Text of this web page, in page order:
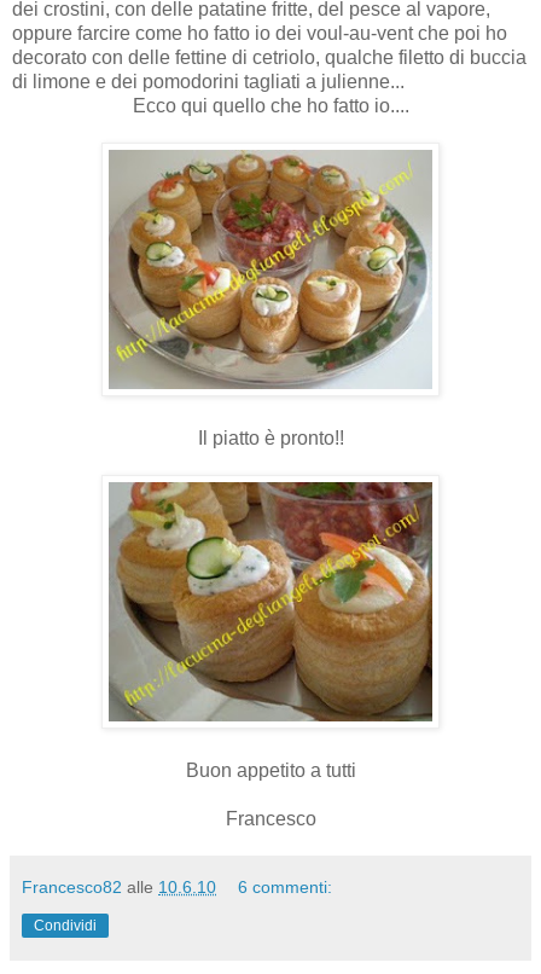
dei crostini, con delle patatine fritte, del pesce al vapore,
oppure farcire come ho fatto io dei voul-au-vent che poi ho
decorato con delle fettine di cetriolo, qualche filetto di buccia
di limone e dei pomodorini tagliati a julienne...
Ecco qui quello che ho fatto io....
Il piatto è pronto!!
Buon appetito a tutti
Francesco
Francesco82 alle 10.6.10 6 commenti:
Condividi